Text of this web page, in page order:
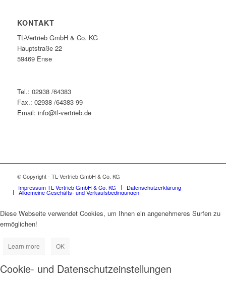
KONTAKT
TL-Vertrieb GmbH & Co. KG
Hauptstraße 22
59469 Ense
Tel.: 02938 /64383
Fax.: 02938 /64383 99
Email: info@tl-vertrieb.de
© Copyright - TL-Vertrieb GmbH & Co. KG
Impressum TL-Vertrieb GmbH & Co. KG
Datenschutzerklärung
Allgemeine Geschäfts- und Verkaufsbedingungen
Diese Webseite verwendet Cookies, um Ihnen ein angenehmeres Surfen zu
ermöglichen!
Learn more OK
Cookie- und Datenschutzeinstellungen